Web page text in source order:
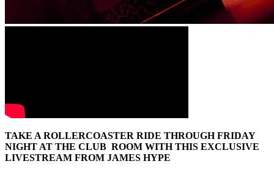
TAKE A ROLLERCOASTER RIDE THROUGH FRIDAY
NIGHT AT THE CLUB ROOM WITH THIS EXCLUSIVE
LIVESTREAM FROM JAMES HYPE